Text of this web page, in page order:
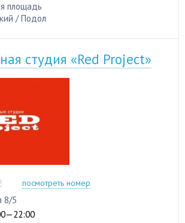
площадь
/ Подол
студия «Red Project»
07 (067) 797-11-90
посмотреть номер
8/5